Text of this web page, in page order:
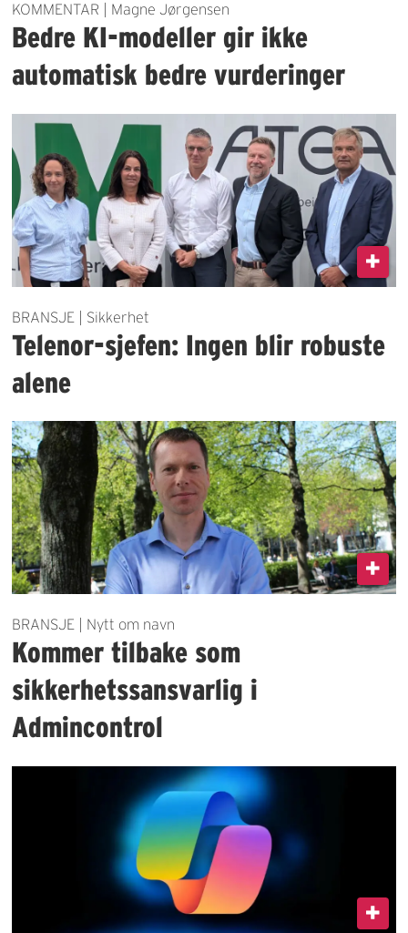
KOMMENTAR | Magne Jørgensen
Bedre KI-modeller gir ikke
automatisk bedre vurderinger
BRANSJE | Sikkerhet
Telenor-sjefen: Ingen blir robuste
alene
BRANSJE | Nytt om navn
Kommer tilbake som
sikkerhetssansvarlig i
Admincontrol